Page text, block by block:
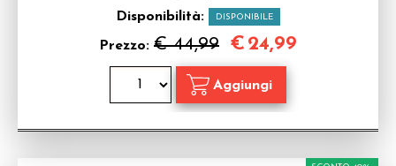
Disponibilità: DISPONIBILE
Prezzo: € 44,99 € 24,99